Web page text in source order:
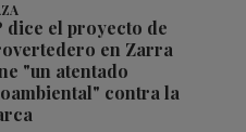
dice el proyecto de
en Zarra
"un atentado
contra la